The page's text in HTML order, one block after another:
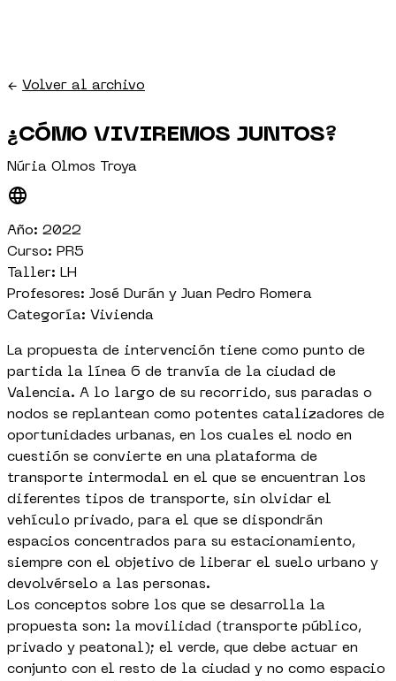
← Volver al archivo
¿CÓMO VIVIREMOS JUNTOS?
Núria Olmos Troya
Año: 2022
Curso: PR5
Taller: LH
Profesores: José Durán y Juan Pedro Romera
Categoría: Vivienda
La propuesta de intervención tiene como punto de
partida la línea 6 de tranvía de la ciudad de
Valencia. A lo largo de su recorrido, sus paradas o
nodos se replantean como potentes catalizadores de
oportunidades urbanas, en los cuales el nodo en
cuestión se convierte en una plataforma de
transporte intermodal en el que se encuentran los
diferentes tipos de transporte, sin olvidar el
vehículo privado, para el que se dispondrán
espacios concentrados para su estacionamiento,
siempre con el objetivo de liberar el suelo urbano y
devolvérselo a las personas.
Los conceptos sobre los que se desarrolla la
propuesta son: la movilidad (transporte público,
privado y peatonal); el verde, que debe actuar en
conjunto con el resto de la ciudad y no como espacio